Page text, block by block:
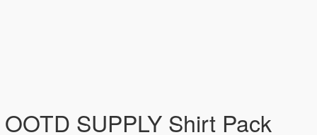
OOTD SUPPLY Shirt Pack